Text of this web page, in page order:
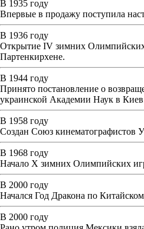
В 1935 году
Впервые в продажу поступила
В 1936 году
Открытие IV зимних
Партенкирхене.
В 1944 году
Принято постановление о
украинской Академии Наук в
В 1958 году
Создан Союз кинематографистов
В 1968 году
Начало X зимних Олимпийских
В 2000 году
Начался Год Дракона по
В 2000 году